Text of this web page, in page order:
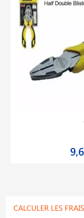
CALCULER LES